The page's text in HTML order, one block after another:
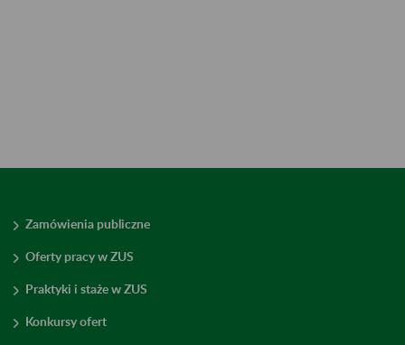
Zamówienia publiczne
Oferty pracy w ZUS
Praktyki i staże w ZUS
Konkursy ofert